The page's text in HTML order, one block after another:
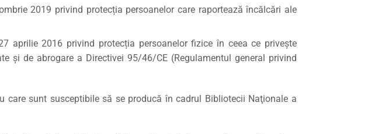
2019 privind protecția persoanelor care raportează încălcări ale
aprilie 2016 privind protecția persoanelor fizice în ceea ce privește
și de abrogare a Directivei 95/46/CE (Regulamentul general privind
care sunt susceptibile să se producă în cadrul Bibliotecii Naţionale a